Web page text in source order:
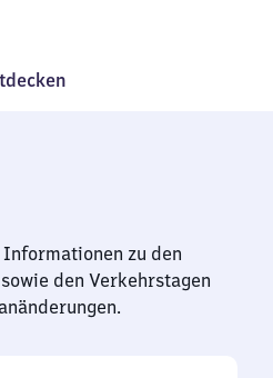
zu den
den Verkehrstagen